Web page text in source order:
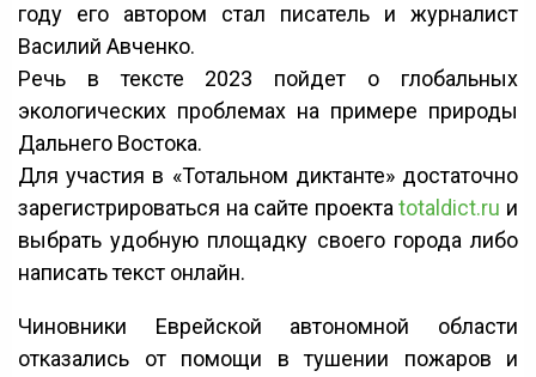
году его автором стал писатель и журналист
Василий Авченко.
Речь в тексте 2023 пойдет о глобальных
экологических проблемах на примере природы
Дальнего Востока.
Для участия в «Тотальном диктанте» достаточно
зарегистрироваться на сайте проектаtotaldict.ru и
выбрать удобную площадку своего города либо
написать текст онлайн.
Чиновники Еврейской автономной области
отказались от помощи в тушении пожаров и